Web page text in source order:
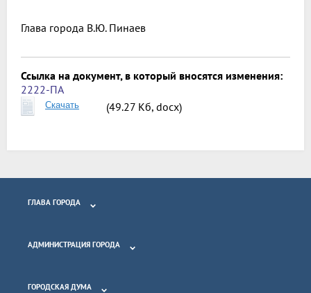
Глава города В.Ю. Пинаев
Ссылка на документ, в который вносятся изменения:
2222-ПА
Скачать (49.27 Кб, docx)
ГЛАВА ГОРОДА
АДМИНИСТРАЦИЯ ГОРОДА
ГОРОДСКАЯ ДУМА